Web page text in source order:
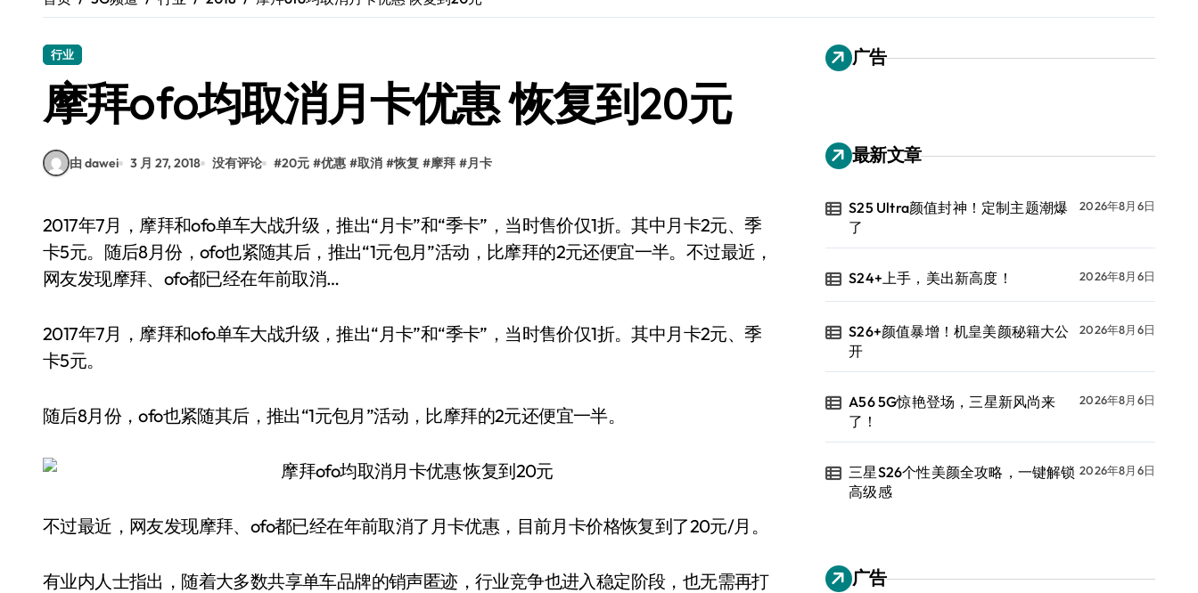
Galaxy Z Flip6：折叠时尚，尽享炫美新体验
S25 Ultra颜值封神！定制主题潮爆了
行业
摩拜ofo均取消月卡优惠 恢复到20元
由 dawei 3 月 27, 2018 没有评论 #20元 #优惠 #取消 #恢复 #摩拜 #月卡
2017年7月，摩拜和ofo单车大战升级，推出“月卡”和“季卡”，当时售价仅1折。其中月卡2元、季
卡5元。随后8月份，ofo也紧随其后，推出“1元包月”活动，比摩拜的2元还便宜一半。不过最近，
网友发现摩拜、ofo都已经在年前取消…
2017年7月，摩拜和ofo单车大战升级，推出“月卡”和“季卡”，当时售价仅1折。其中月卡2元、季
卡5元。
随后8月份，ofo也紧随其后，推出“1元包月”活动，比摩拜的2元还便宜一半。
不过最近，网友发现摩拜、ofo都已经在年前取消了月卡优惠，目前月卡价格恢复到了20元/月。
有业内人士指出，随着大多数共享单车品牌的销声匿迹，行业竞争也进入稳定阶段，也无需再打
广告
最新文章
S25 Ultra颜值封神！定制主题潮爆
了
2026年8月6日
S24+上手，美出新高度！ 2026年8月6日
S26+颜值暴增！机皇美颜秘籍大公
开
2026年8月6日
A56 5G惊艳登场，三星新风尚来
了！
2026年8月6日
三星S26个性美颜全攻略，一键解锁
高级感
2026年8月6日
广告